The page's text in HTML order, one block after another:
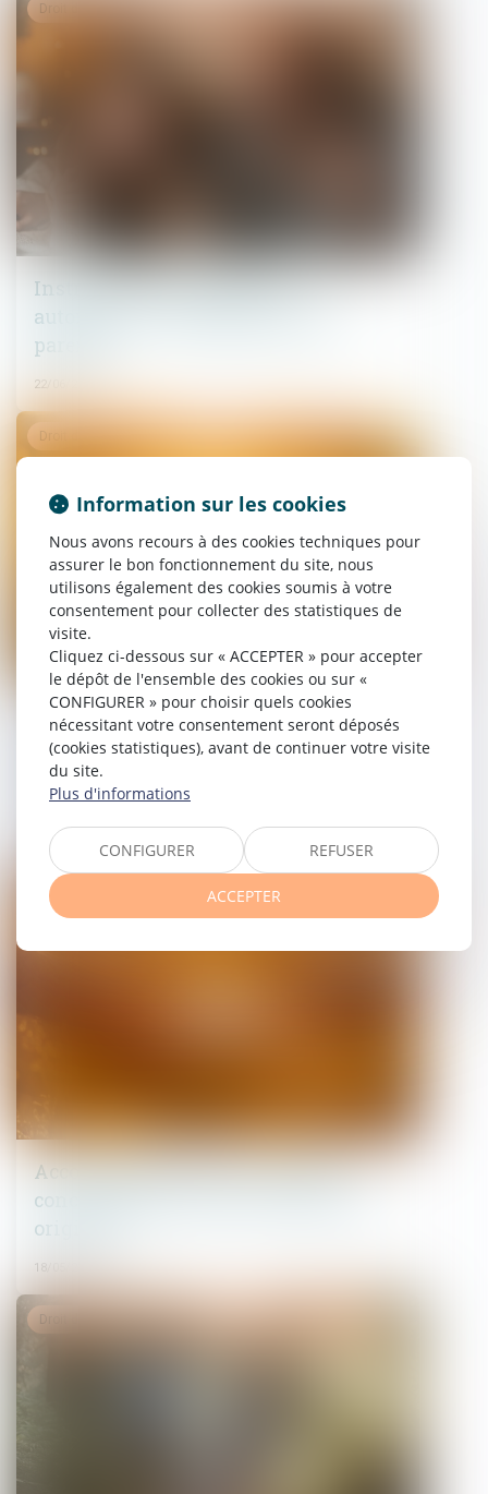
Instruction en famille sans
autorisation : condamnation des
parents
22/06/2026
Droit de la famille, des personnes et de leur patrimoine
Le parent ayant assumé seul les
charges peut obtenir une contribution
rétroactive sans détailler chaque
dépense !
09/06/2026
Droit de la famille, des personnes et de leur patrimoine
Accouchement sous X : comment
concilier droit au secret et accès aux
origines ?
18/05/2026
Droit de la famille, des personnes et de leur patrimoine
Droit de la famille, des personnes et de leur patrimoine
Information sur les cookies
Nous avons recours à des cookies techniques pour
assurer le bon fonctionnement du site, nous
utilisons également des cookies soumis à votre
consentement pour collecter des statistiques de
visite.
Cliquez ci-dessous sur « ACCEPTER » pour accepter
le dépôt de l'ensemble des cookies ou sur «
CONFIGURER » pour choisir quels cookies
nécessitant votre consentement seront déposés
(cookies statistiques), avant de continuer votre visite
du site.
Plus d'informations
CONFIGURER REFUSER
ACCEPTER